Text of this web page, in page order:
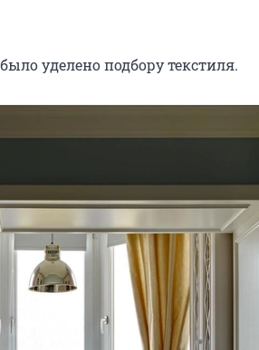
уделено подбору текстиля.